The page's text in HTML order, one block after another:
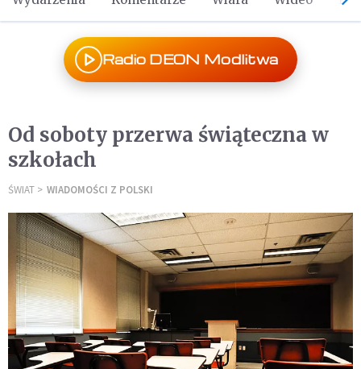
Radio DEON Modlitwa
Od soboty przerwa świąteczna w
szkołach
ŚWIAT WIADOMOŚCI Z POLSKI